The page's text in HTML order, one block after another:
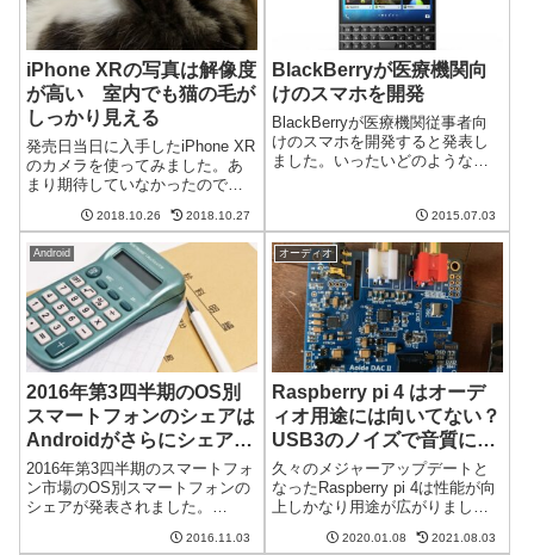
iPhone XRの写真は解像度
が高い 室内でも猫の毛が
しっかり見える
発売日当日に入手したiPhone XR
のカメラを使ってみました。あ
まり期待していなかったのです
高くてびっくりしました。手持
ちのコンデジとHuawei Mate9の
カメラと比較します。我が家の
猫を撮影早速被写体第1...
2018.10.26 2018.10.27
BlackBerryが医療機関向
けのスマホを開発
BlackBerryが医療機関従事者向
けのスマホを開発すると発表し
ました。いったいどのような端
末を媒介した細菌感染を防ぐた
めの「高抗菌端末」を開発する
そうです。確かに、べたべたと
手を触...
2015.07.03
Android
2016年第3四半期のOS別
スマートフォンのシェアは
Androidがさらにシェアを
伸ばす Windows Phone
は「その他」カテゴリに転
落
2016年第3四半期のスマートフォ
ン市場のOS別スマートフォンの
シェアが発表されました。
し、iOSがシェアを落とす結果に
2016.11.03
オーディオ
Raspberry pi 4 はオーデ
ィオ用途には向いてない？
USB3のノイズで音質に影
響が
久々のメジャーアップデートと
なったRaspberry pi 4は性能が向
上しかなり用途が広がりまし
の用途の1つであったオーディオ
2020.01.08 2021.08.03